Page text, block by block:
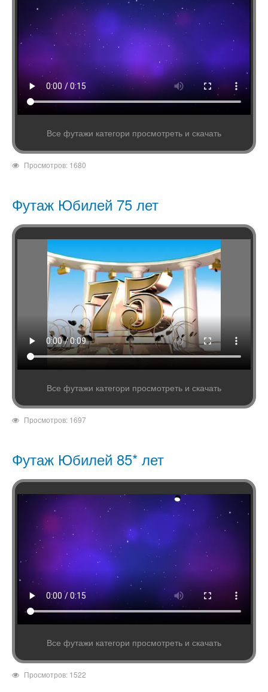
Все футажи категори просмотреть и скачать
Просмотров: 1680
Футаж Юбилей 75 лет
Все футажи категори просмотреть и скачать
Просмотров: 1697
Футаж Юбилей 85* лет
Все футажи категори просмотреть и скачать
Просмотров: 1522